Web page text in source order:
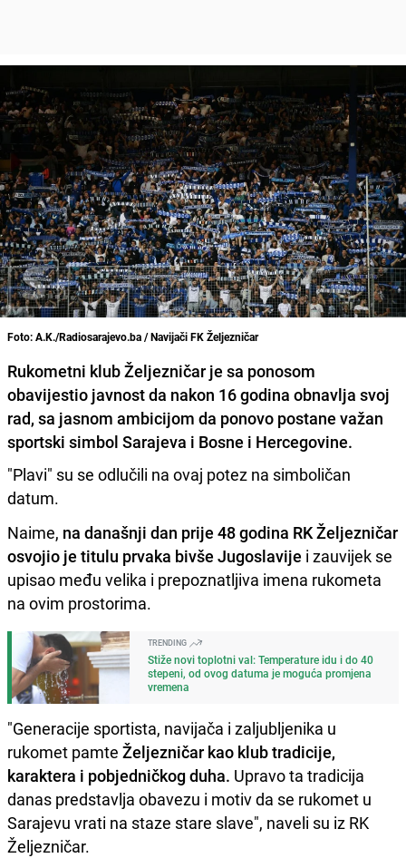
Foto: A.K./Radiosarajevo.ba / Navijači FK Željezničar
Rukometni klub Željezničar je sa ponosom
obavijestio javnost da nakon 16 godina obnavlja svoj
rad, sa jasnom ambicijom da ponovo postane važan
sportski simbol Sarajeva i Bosne i Hercegovine.
"Plavi" su se odlučili na ovaj potez na simboličan
datum.
Naime, na današnji dan prije 48 godina RK Željezničar
osvojio je titulu prvaka bivše Jugoslavije i zauvijek se
upisao među velika i prepoznatljiva imena rukometa
na ovim prostorima.
TRENDING
Stiže novi toplotni val: Temperature idu i do 40
stepeni, od ovog datuma je moguća promjena
vremena
"Generacije sportista, navijača i zaljubljenika u
rukomet pamte Željezničar kao klub tradicije,
karaktera i pobjedničkog duha. Upravo ta tradicija
danas predstavlja obavezu i motiv da se rukomet u
Sarajevu vrati na staze stare slave", naveli su iz RK
Željezničar.